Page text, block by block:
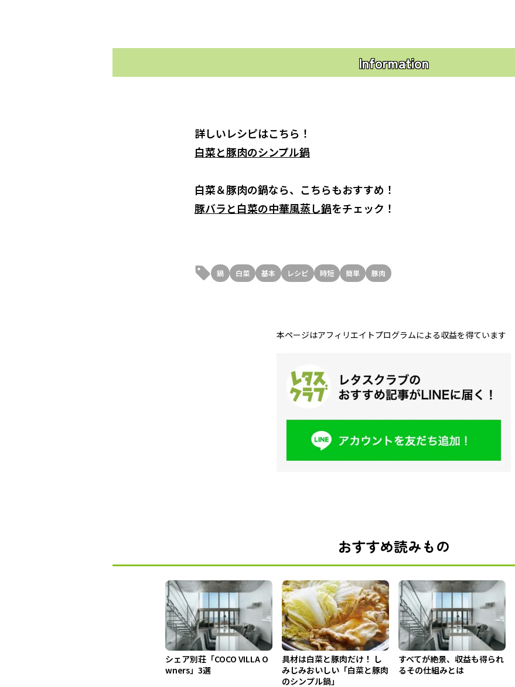
Information
詳しいレシピはこちら！
白菜と豚肉のシンプル鍋
白菜＆豚肉の鍋なら、こちらもおすすめ！
豚バラと白菜の中華風蒸し鍋をチェック！
鍋 白菜 基本 レシピ 時短 簡単 豚肉
本ページはアフィリエイトプログラムによる収益を得ています
おすすめ読みもの
シェア別荘「COCO VILLA O
wners」3選
具材は白菜と豚肉だけ！ し
みじみおいしい「白菜と豚肉
のシンプル鍋」
すべてが絶景、収益も得られ
るその仕組みとは